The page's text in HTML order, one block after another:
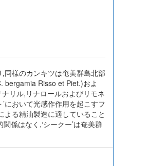
同様のカンキツは奄美群島北部
bergamia Risso et Piet.)およ
リル,リナロールおよびリモネ
において光感作作用を起こすフ
よる精油製造に適していること
係はなく,‘シークー’は奄美群